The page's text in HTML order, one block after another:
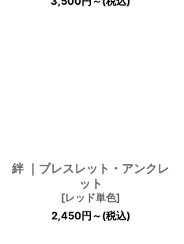
絆 ｜ブレスレット・アンクレ
ット
[レッド単色]
2,450円～(税込)